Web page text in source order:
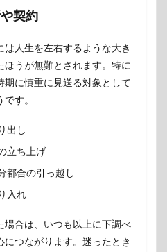
契約
人生を左右するような大き
うが無難とされます。特に
期に慎重に見送る対象として
す。
出し
立ち上げ
都合の引っ越し
入れ
場合は、いつも以上に下調べ
つながります。迷ったとき